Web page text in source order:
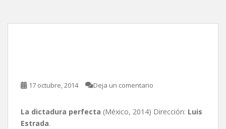
17 octubre, 2014 Deja un comentario
La dictadura perfecta (México, 2014) Dirección: Luis
Estrada.